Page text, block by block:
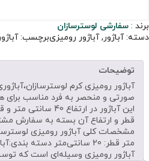
برند : سفارشی لوسترسازان
دسته:آباژور,آباژور رومیزیبرچسب:
توضیحات
آباژور رومیزی کرم
صورتی و منحصر به فرد مناسب برای
قطر و ارتفاع آن بسته به سفارش
متر قطر: 20 سانتی‌متر دسته
آباژور رومیزی وسیله‌ای است که